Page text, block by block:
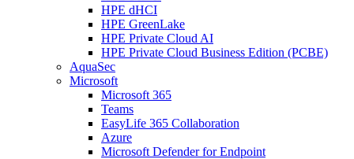
HPE dHCI
HPE GreenLake
HPE Private Cloud AI
HPE Private Cloud Business Edition (PCBE)
AquaSec
Microsoft
Microsoft 365
Teams
EasyLife 365 Collaboration
Azure
Microsoft Defender for Endpoint